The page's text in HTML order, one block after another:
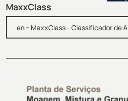
MaxxClass
en - MaxxClass - Classificador de